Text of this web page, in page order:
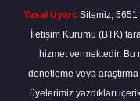
Yasal Uyarı: Sitemiz, 5651
İletişim Kurumu (BTK)
hizmet vermektedir.
denetleme veya
üyelerimiz yazdıkları